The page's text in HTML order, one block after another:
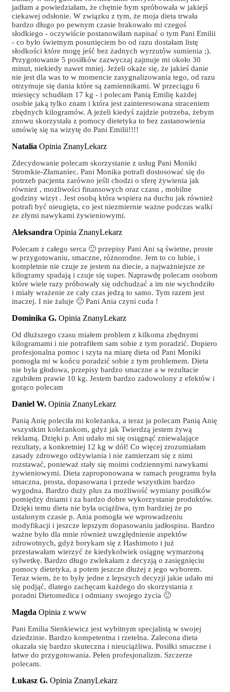
jadłam a powiedziałam, że chętnie bym spróbowała w jakiejś
ciekawej odsłonie. W związku z tym, że moja dieta trwała
bardzo długo po pewnym czasie brakowało mi czegoś
słodkiego - oczywiście postanowiłam napisać o tym Pani Emilii
- co było świetnym posunięciem bo od razu dostałam listę
słodkości które mogę jeść bez żadnych wyrzutów sumienia ;).
Przygotowanie 5 posiłków zazwyczaj zajmuje mi około 30
minut, niekiedy nawet mniej. Jeżeli okaże się, że jakieś danie
nie jest dla was to w momencie zasygnalizowania tego, od razu
otrzymuje się dania które są zamiennikami. W przeciągu 6
miesięcy schudłam 17 kg - i polecam Panią Emilię każdej
osobie jaką tylko znam i która jest zainteresowana straceniem
zbędnych kilogramów. A jeżeli kiedyś zajdzie potrzeba, żebym
znowu skorzystała z pomocy dietetyka to bez zastanowienia
umówię się na wizytę do Pani Emilii!!!!
Natalia Opinia ZnanyLekarz
Zdecydowanie polecam skorzystanie z usług Pani Moniki
Stromkie-Złamaniec. Pani Monika potrafi dostosować się do
potrzeb pacjenta zarówno jeśli chodzi o sferę żywienia jak
również , możliwości finansowych oraz czasu , mobilne
godziny wizyt . Jest osobą która wspiera na duchu jak również
potrafi być nieugięta, co jest niezmiernie ważne podczas walki
ze złymi nawykami żywieniowymi.
Aleksandra Opinia ZnanyLekarz
Polecam z całego serca 🙂 przepisy Pani Ani są świetne, proste
w przygotowaniu, smaczne, różnorodne. Jem to co lubie, i
kompletnie nie czuje ze jestem na diecie, a najważniejsze ze
kilogramy spadają i czuje się super. Naprawdę polecam osobom
które wiele razy próbowały się odchudzać a im nie wychodziło
i miały wrażenie ze cały czas jedzą to samo. Tym razem jest
inaczej. I nie żaluje 🙂 Pani Ania czyni cuda !
Dominika G. Opinia ZnanyLekarz
Od dłuższego czasu miałem problem z kilkoma zbędnymi
kilogramami i nie potrafiłem sam sobie z tym poradzić. Dopiero
profesjonalna pomoc i szyta na miarę dieta od Pani Moniki
pomogła mi w końcu poradzić sobie z tym problemem. Dieta
nie była głodowa, przepisy bardzo smaczne a w rezultacie
zgubiłem prawie 10 kg. Jestem bardzo zadowolony z efektów i
gorąco polecam
Daniel W. Opinia ZnanyLekarz
Panią Anię poleciła mi koleżanka, a teraz ja polecam Panią Anię
wszystkim koleżankom, gdyż jak Twierdzą jestem żywą
reklamą. Dzięki p. Ani udało mi się osiągnąć zniewalające
rezultaty, a konkretniej 12 kg w dół! Co więcej zrozumiałam
zasady zdrowego odżywiania i nie zamierzam się z nimi
rozstawać, ponieważ stały się moimi codziennymi nawykami
żywieniowymi. Dieta zaproponowana w ramach programu była
smaczna, prosta, dopasowana i przede wszystkim bardzo
wygodna. Bardzo duży plus za możliwość wymiany posiłków
pomiędzy dniami i za bardzo dobre wykorzystanie produktów.
Dzięki temu dieta nie była uciążliwa, tym bardziej że po
ustalonym czasie p. Ania pomogła we wprowadzeniu
modyfikacji i jeszcze lepszym dopasowaniu jadłospisu. Bardzo
ważne było dla mnie również uwzględnienie aspektów
zdrowotnych, gdyż borykam się z Hashimoto i już
przestawałam wierzyć że kiedykolwiek osiągnę wymarzoną
sylwetkę. Bardzo długo zwlekałam z decyzją o zasięgnięciu
pomocy dietetyka, a potem jeszcze dłużej z jego wyborem.
Teraz wiem, że to były jedne z lepszych decyzji jakie udało mi
się podjąć, dlatego zachęcam każdego do skorzystania z
poradni Dietomedica i odmiany swojego życia 🙂
Magda Opinia z www
Pani Emilia Sienkiewicz jest wybitnym specjalistą w swojej
dziedzinie. Bardzo kompetentna i rzetelna. Zalecona dieta
okazała się bardzo skuteczna i nieuciążliwa. Posiłki smaczne i
łatwe do przygotowania. Pełen profesjonalizm. Szczerze
polecam.
Łukasz G. Opinia ZnanyLekarz